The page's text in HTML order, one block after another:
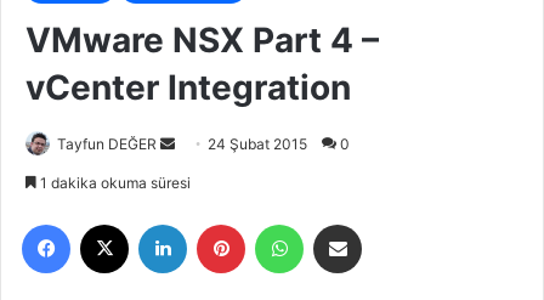
VMware NSX Part 4 –
vCenter Integration
Tayfun DEĞER
e
-
24 Şubat 2015 0
1 dakika okuma süresi